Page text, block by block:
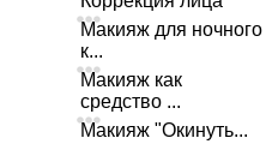
Макияж для ночного
к...
Макияж как
средство ...
Макияж "Окинуть...